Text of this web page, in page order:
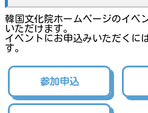
韓国文化院ホームページのイベ
いただけます。
イベントにお申込みいただくに
す。
参加申込